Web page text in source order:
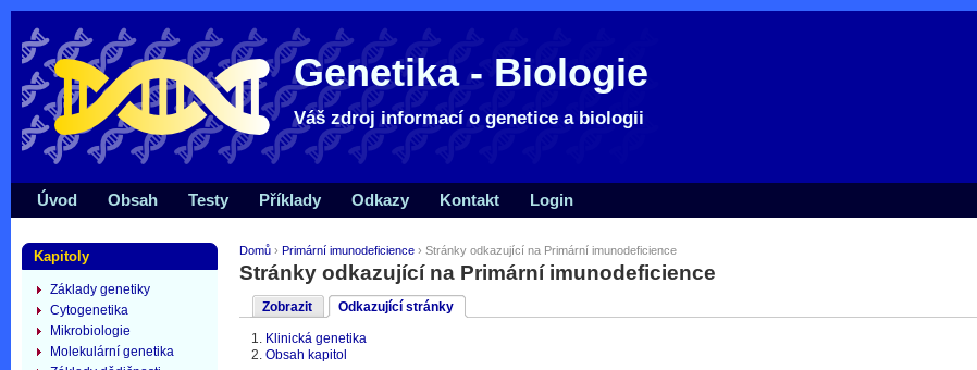
Genetika - Biologie
Váš zdroj informací o genetice a biologii
Domů › Primární imunodeficience › Stránky odkazující na Primární imunodeficience
Stránky odkazující na Primární imunodeficience
Zobrazit Odkazující stránky
Klinická genetika
Obsah kapitol
Úvod Obsah Testy Příklady Odkazy Kontakt Login
Kapitoly
Základy genetiky
Cytogenetika
Mikrobiologie
Molekulární genetika